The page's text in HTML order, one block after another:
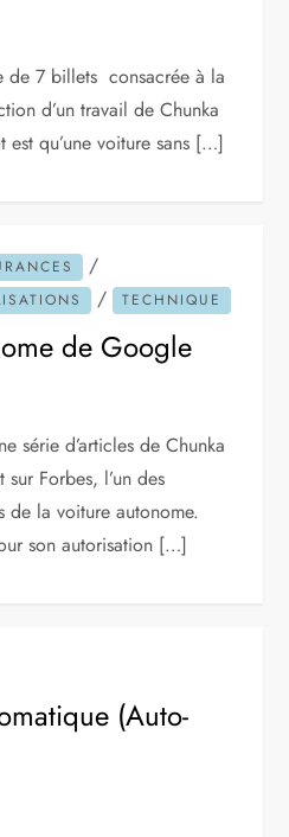
de 7 billets consacrée à la
d’un travail de Chunka
qu’une voiture sans […]
/
/ TECHNIQUE
de Google
série d’articles de Chunka
Forbes, l’un des
de la voiture autonome.
son autorisation […]
(Auto-